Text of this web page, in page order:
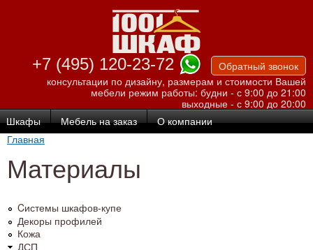
Перейти к
основному
содержанию
+7 (495) 120-23-72
Обратный звонок
консультации по дизайну, размерам и стоимости Вашей
мебели режим работы: будни - с 9:00 до 21:00
выходные - с 9:00 до 20:00
Шкафы Мебель на заказ О компании
Главная
Материалы
Cистемы шкафов-купе
Декоры профилей
Кожа
ДСП